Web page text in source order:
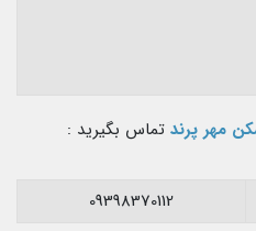
مهر پرند تماس بگیرید :
09398370112